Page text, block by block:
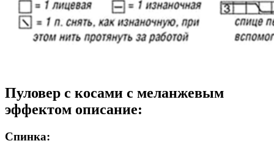
Пуловер с косами с меланжевым
эффектом описание:
Спинка: